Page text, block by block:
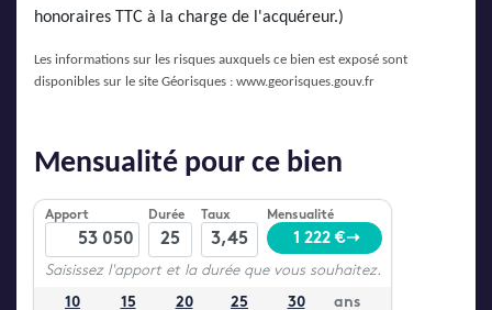
honoraires TTC à la charge de l'acquéreur.)
Les informations sur les risques auxquels ce bien est exposé sont
disponibles sur le site Géorisques : www.georisques.gouv.fr
Mensualité pour ce bien